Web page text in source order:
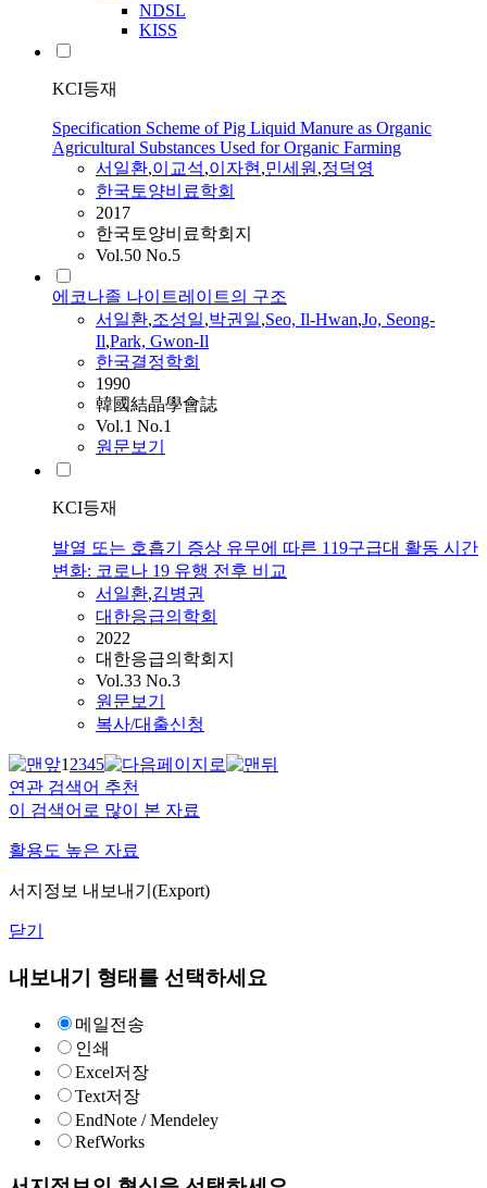
NDSL
KISS
KCI등재
Specification Scheme of Pig Liquid Manure as Organic
Agricultural Substances Used for Organic Farming
서일환,이교석,이자현,민세원,정덕영
한국토양비료학회
2017
한국토양비료학회지
Vol.50 No.5
에코나졸 나이트레이트의 구조
서일환,조성일,박권일,Seo, Il-Hwan,Jo, Seong-
Il,Park, Gwon-Il
한국결정학회
1990
韓國結晶學會誌
Vol.1 No.1
원문보기
KCI등재
발열 또는 호흡기 증상 유무에 따른 119구급대 활동 시간
변화: 코로나 19 유행 전후 비교
서일환,김병권
대한응급의학회
2022
대한응급의학회지
Vol.33 No.3
원문보기
복사/대출신청
12345
연관 검색어 추천
이 검색어로 많이 본 자료
활용도 높은 자료
서지정보 내보내기(Export)
닫기
내보내기 형태를 선택하세요
메일전송
인쇄
Excel저장
Text저장
EndNote / Mendeley
RefWorks